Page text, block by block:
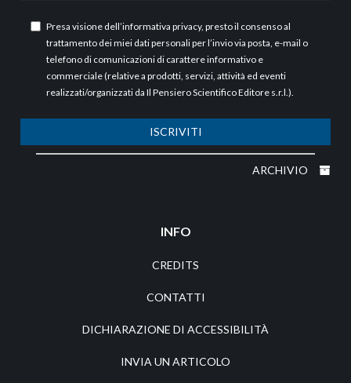
Presa visione dell’informativa privacy, presto il consenso al
trattamento dei miei dati personali per l’invio via posta, e-mail o
telefono di comunicazioni di carattere informativo e
commerciale (relative a prodotti, servizi, attività ed eventi
realizzati/organizzati da Il Pensiero Scientifico Editore s.r.l.).
ISCRIVITI
ARCHIVIO
INFO
CREDITS
CONTATTI
DICHIARAZIONE DI ACCESSIBILITÀ
INVIA UN ARTICOLO